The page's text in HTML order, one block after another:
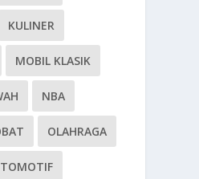
KULINER
MOBIL KLASIK
NBA
OLAHRAGA